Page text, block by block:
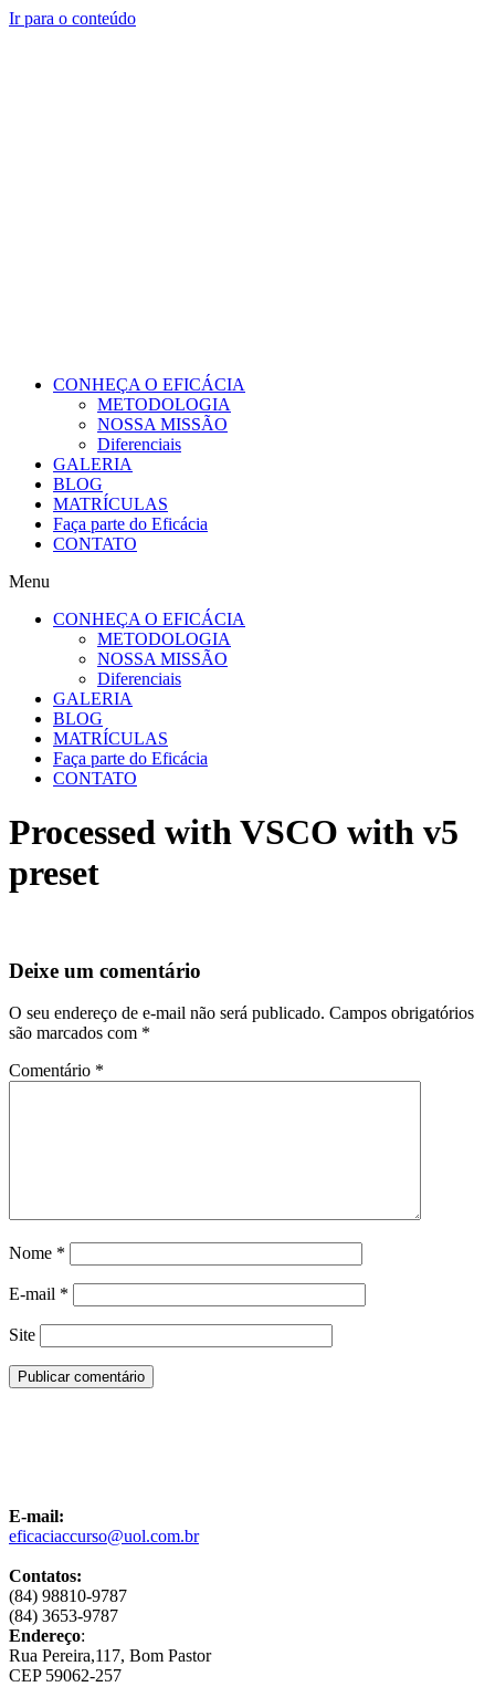
Ir para o conteúdo
CONHEÇA O EFICÁCIA
METODOLOGIA
NOSSA MISSÃO
Diferenciais
GALERIA
BLOG
MATRÍCULAS
Faça parte do Eficácia
CONTATO
Menu
CONHEÇA O EFICÁCIA
METODOLOGIA
NOSSA MISSÃO
Diferenciais
GALERIA
BLOG
MATRÍCULAS
Faça parte do Eficácia
CONTATO
Processed with VSCO with v5
preset
Deixe um comentário
O seu endereço de e-mail não será publicado. Campos obrigatórios
são marcados com *
Comentário *
Nome *
E-mail *
Site
E-mail:
eficaciaccurso@uol.com.br
Contatos:
(84) 98810-9787
(84) 3653-9787
Endereço:
Rua Pereira,117, Bom Pastor
CEP 59062-257